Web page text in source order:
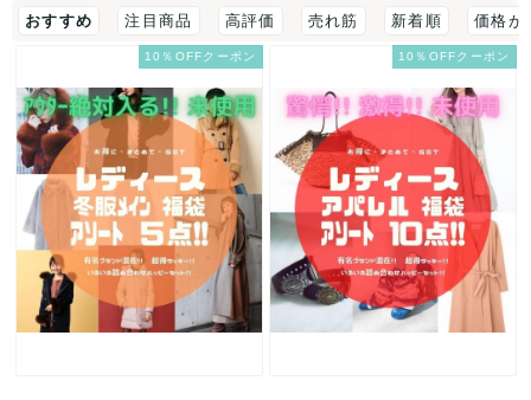
おすすめ 注目商品 高評価 売れ筋 新着順 価格が
10％OFFクーポン 10％OFFクーポン